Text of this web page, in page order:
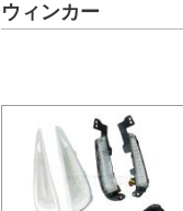
ウィンカー